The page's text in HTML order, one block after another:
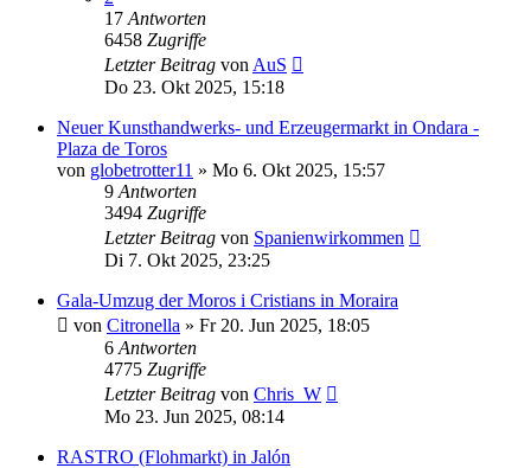
17 Antworten
6458 Zugriffe
Letzter Beitrag von AuS
Do 23. Okt 2025, 15:18
Neuer Kunsthandwerks- und Erzeugermarkt in Ondara -
Plaza de Toros
von globetrotter11 » Mo 6. Okt 2025, 15:57
9 Antworten
3494 Zugriffe
Letzter Beitrag von Spanienwirkommen
Di 7. Okt 2025, 23:25
Gala-Umzug der Moros i Cristians in Moraira
von Citronella » Fr 20. Jun 2025, 18:05
6 Antworten
4775 Zugriffe
Letzter Beitrag von Chris_W
Mo 23. Jun 2025, 08:14
RASTRO (Flohmarkt) in Jalón